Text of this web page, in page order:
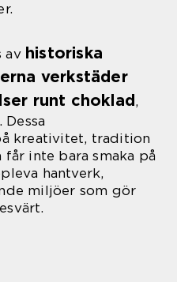
av historiska
verkstäder
runt choklad,
kreativitet, tradition
får inte bara smaka på
hantverk,
miljöer som gör